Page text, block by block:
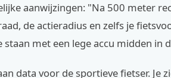
aanwijzingen: "Na 500 meter
de actieradius en zelfs je
met een lege accu midden in
data voor de sportieve fietser. Je